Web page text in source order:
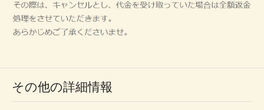
その他の詳細情報